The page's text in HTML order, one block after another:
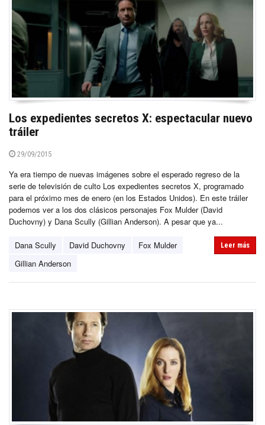
Los expedientes secretos X: espectacular nuevo
tráiler
29/09/2015
Ya era tiempo de nuevas imágenes sobre el esperado regreso de la
serie de televisión de culto Los expedientes secretos X, programado
para el próximo mes de enero (en los Estados Unidos). En este tráiler
podemos ver a los dos clásicos personajes Fox Mulder (David
Duchovny) y Dana Scully (Gillian Anderson). A pesar que ya...
Dana Scully David Duchovny
Fox Mulder
Gillian Anderson
Leer más